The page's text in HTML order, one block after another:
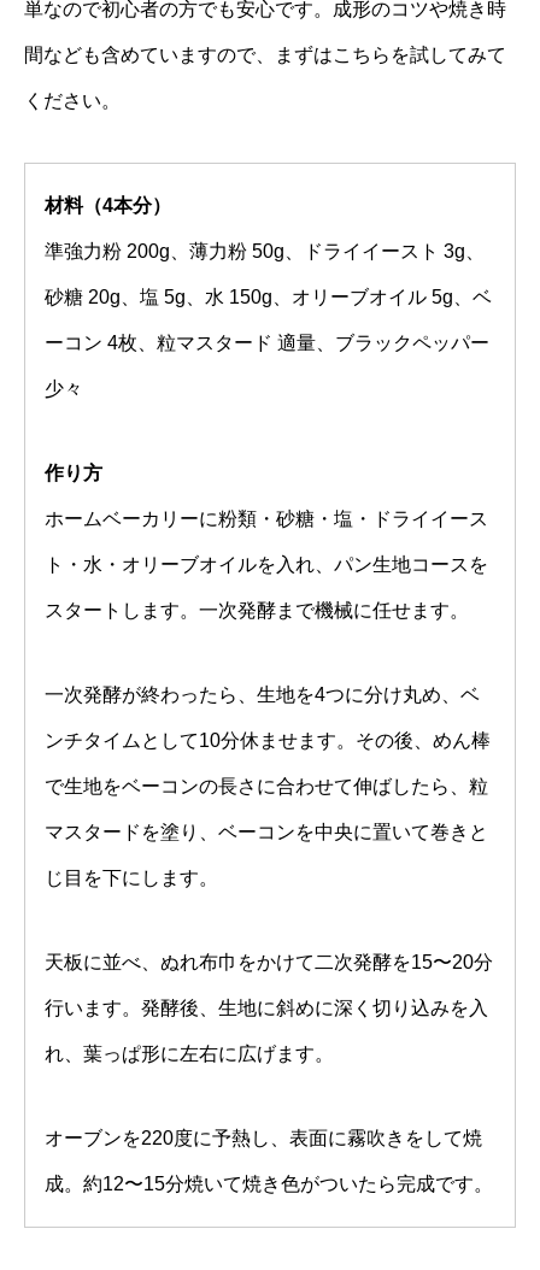
単なので初心者の方でも安心です。成形のコツや焼き時
間なども含めていますので、まずはこちらを試してみて
ください。
材料（4本分）
準強力粉 200g、薄力粉 50g、ドライイースト 3g、
砂糖 20g、塩 5g、水 150g、オリーブオイル 5g、ベ
ーコン 4枚、粒マスタード 適量、ブラックペッパー
少々
作り方
ホームベーカリーに粉類・砂糖・塩・ドライイース
ト・水・オリーブオイルを入れ、パン生地コースを
スタートします。一次発酵まで機械に任せます。
一次発酵が終わったら、生地を4つに分け丸め、ベ
ンチタイムとして10分休ませます。その後、めん棒
で生地をベーコンの長さに合わせて伸ばしたら、粒
マスタードを塗り、ベーコンを中央に置いて巻きと
じ目を下にします。
天板に並べ、ぬれ布巾をかけて二次発酵を15〜20分
行います。発酵後、生地に斜めに深く切り込みを入
れ、葉っぱ形に左右に広げます。
オーブンを220度に予熱し、表面に霧吹きをして焼
成。約12〜15分焼いて焼き色がついたら完成です。